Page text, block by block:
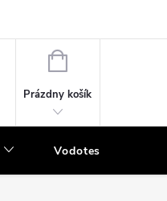
NÁKUPNÝ
Prázdny košík
Vodotesný program